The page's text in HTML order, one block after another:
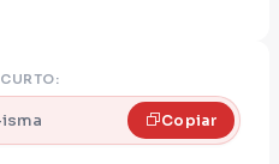
Copiar